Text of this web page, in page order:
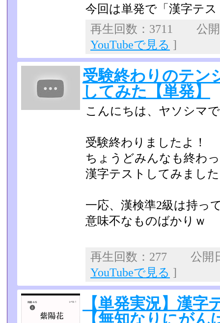
今回は単発で「漢字テ
再生回数：3711 公
YouTubeで見る ]
受験終わりのテン
してみた【単発】
こんにちは、ヤソシマ
受験終わりましたよ！
ちょうどみんなも終わ
漢字テストしてみまし
一応、漢検準2級は持っ
意味不なものばかりｗ
再生回数：277 公
YouTubeで見る ]
【単発実況】漢
【無知なりにがん